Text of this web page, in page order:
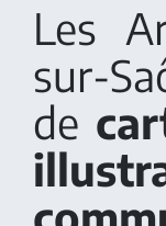
Les
sur-
de